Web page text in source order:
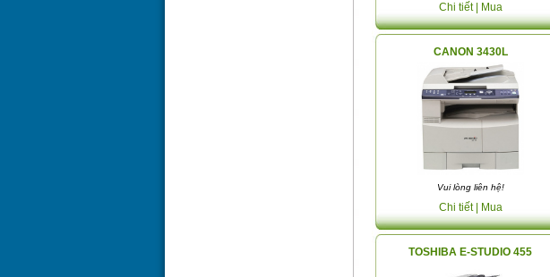
Chi tiết | Mua
CANON 3430L
Vui lòng liên hệ!
Chi tiết | Mua
TOSHIBA E-STUDIO 455